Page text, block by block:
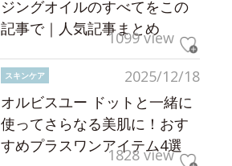
ジングオイルのすべてをこの
記事で｜人気記事まとめ
1099 view
2025/12/18
スキンケア
オルビスユー ドットと一緒に
使ってさらなる美肌に！おす
すめプラスワンアイテム4選
1828 view